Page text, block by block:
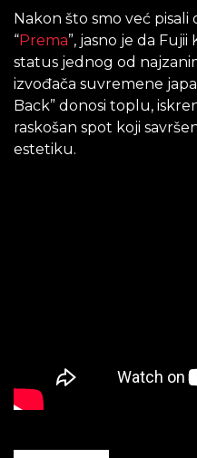
Nakon što smo već
“Prema”, jasno je da
status jednog od
izvođača suvremene
Back” donosi toplu,
raskošan spot koji
estetiku.